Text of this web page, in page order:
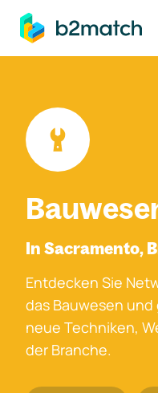
springen
In Sacramento,
Entdecken Sie
das Bauwesen
neue Techniken,
der Branche.